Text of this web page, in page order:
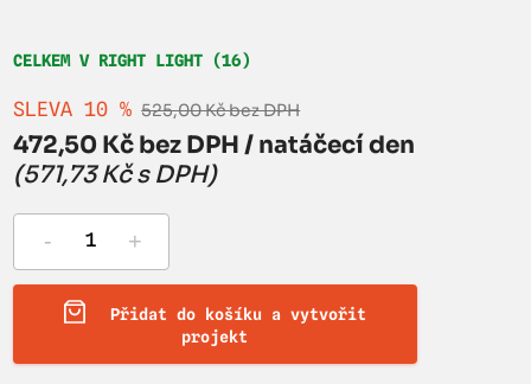
CELKEM V RIGHT LIGHT (16)
SLEVA 10 % 525,00 Kč bez DPH
472,50 Kč bez DPH / natáčecí den
(571,73 Kč s DPH)
- +
Přidat do košíku a vytvořit
projekt